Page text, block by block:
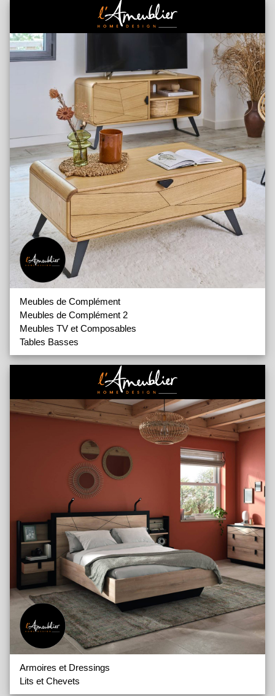
Meubles de Complément
Meubles de Complément 2
Meubles TV et Composables
Tables Basses
Armoires et Dressings
Lits et Chevets